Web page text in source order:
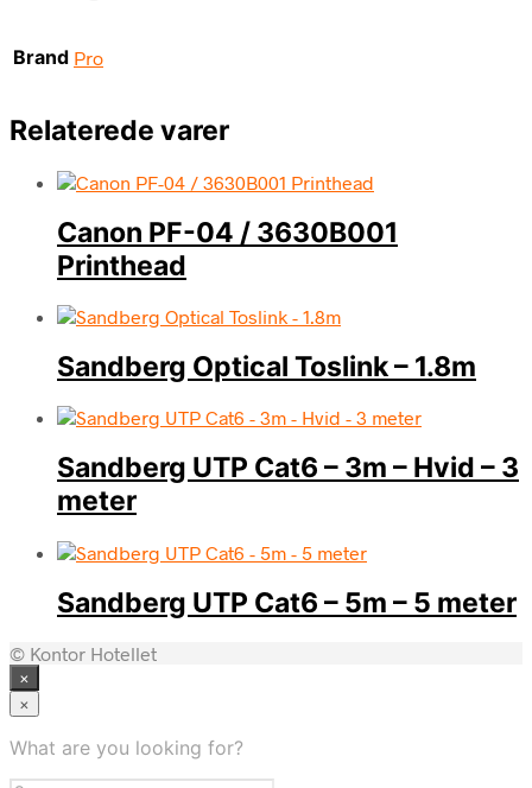
Brand Pro
Relaterede varer
Canon PF-04 / 3630B001
Printhead
Sandberg Optical Toslink – 1.8m
Sandberg UTP Cat6 – 3m – Hvid – 3
meter
Sandberg UTP Cat6 – 5m – 5 meter
© Kontor Hotellet
×
×
What are you looking for?